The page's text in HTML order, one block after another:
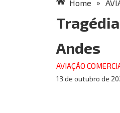
Home »
Andes
AVIAÇÃO
13 de outubro de